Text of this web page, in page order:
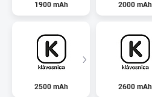
1900 mAh 2000 mAh
2500 mAh 2600 mAh